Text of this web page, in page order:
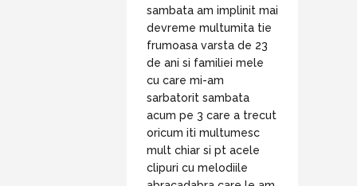
sambata am implinit mai
devreme multumita tie
frumoasa varsta de 23
de ani si familiei mele
cu care mi-am
sarbatorit sambata
acum pe 3 care a trecut
oricum iti multumesc
mult chiar si pt acele
clipuri cu melodiile